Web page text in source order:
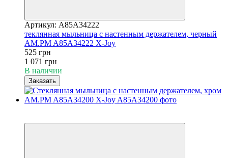
Артикул: A85A34222
теклянная мыльница с настенным держателем, черный
AM.PM A85A34222 X-Joy
525 грн
1 071 грн
В наличии
Заказать